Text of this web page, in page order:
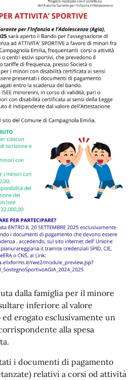
dalla famiglia per il minore
inferiore al valore
erogato esclusivamente un
alla spesa
i documenti di pagamento
relativi a corsi od attività